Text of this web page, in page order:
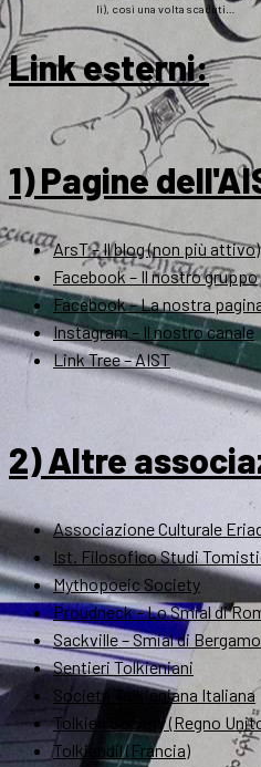
lì), così una volta scaduti…
Link esterni:
1) Pagine
ArsT – Il blog (non più attivo)
Facebook – Il nostro gruppo
Facebook – La nostra
Instagram – Il nostro canale
Link Tree – AIST
2) Altre
Associazione Culturale
Ist. Filosofico Studi
Mythopoeic Society
Proudneck – Lo Smial di
Sackville – Smial di Bergamo
Sentieri Tolkieniani
Società Tolkieniana Italiana
Tolkien Society (Regno
Tolkiendil (Francia)